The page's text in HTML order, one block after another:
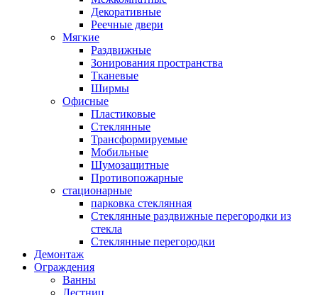
Декоративные
Реечные двери
Мягкие
Раздвижные
Зонирования пространства
Тканевые
Ширмы
Офисные
Пластиковые
Стеклянные
Трансформируемые
Мобильные
Шумозащитные
Противопожарные
стационарные
парковка стеклянная
Стеклянные раздвижные перегородки из
стекла
Стеклянные перегородки
Демонтаж
Ограждения
Ванны
Лестниц